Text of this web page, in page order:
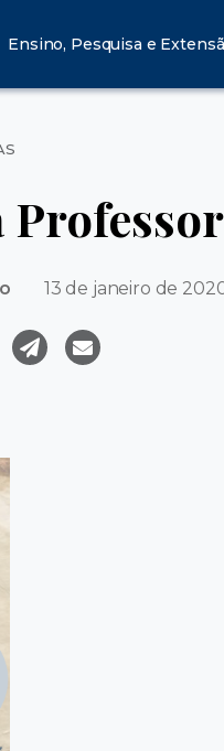
Ensino, Pesquisa e
13 de janeiro de